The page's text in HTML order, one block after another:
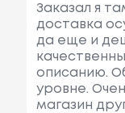
Заказал я
доставка
да еще и
описанию.
уровне.
магазин